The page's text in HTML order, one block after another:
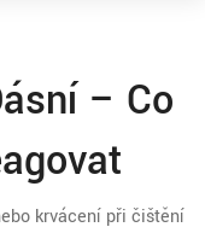
– Co
krvácení při čištění